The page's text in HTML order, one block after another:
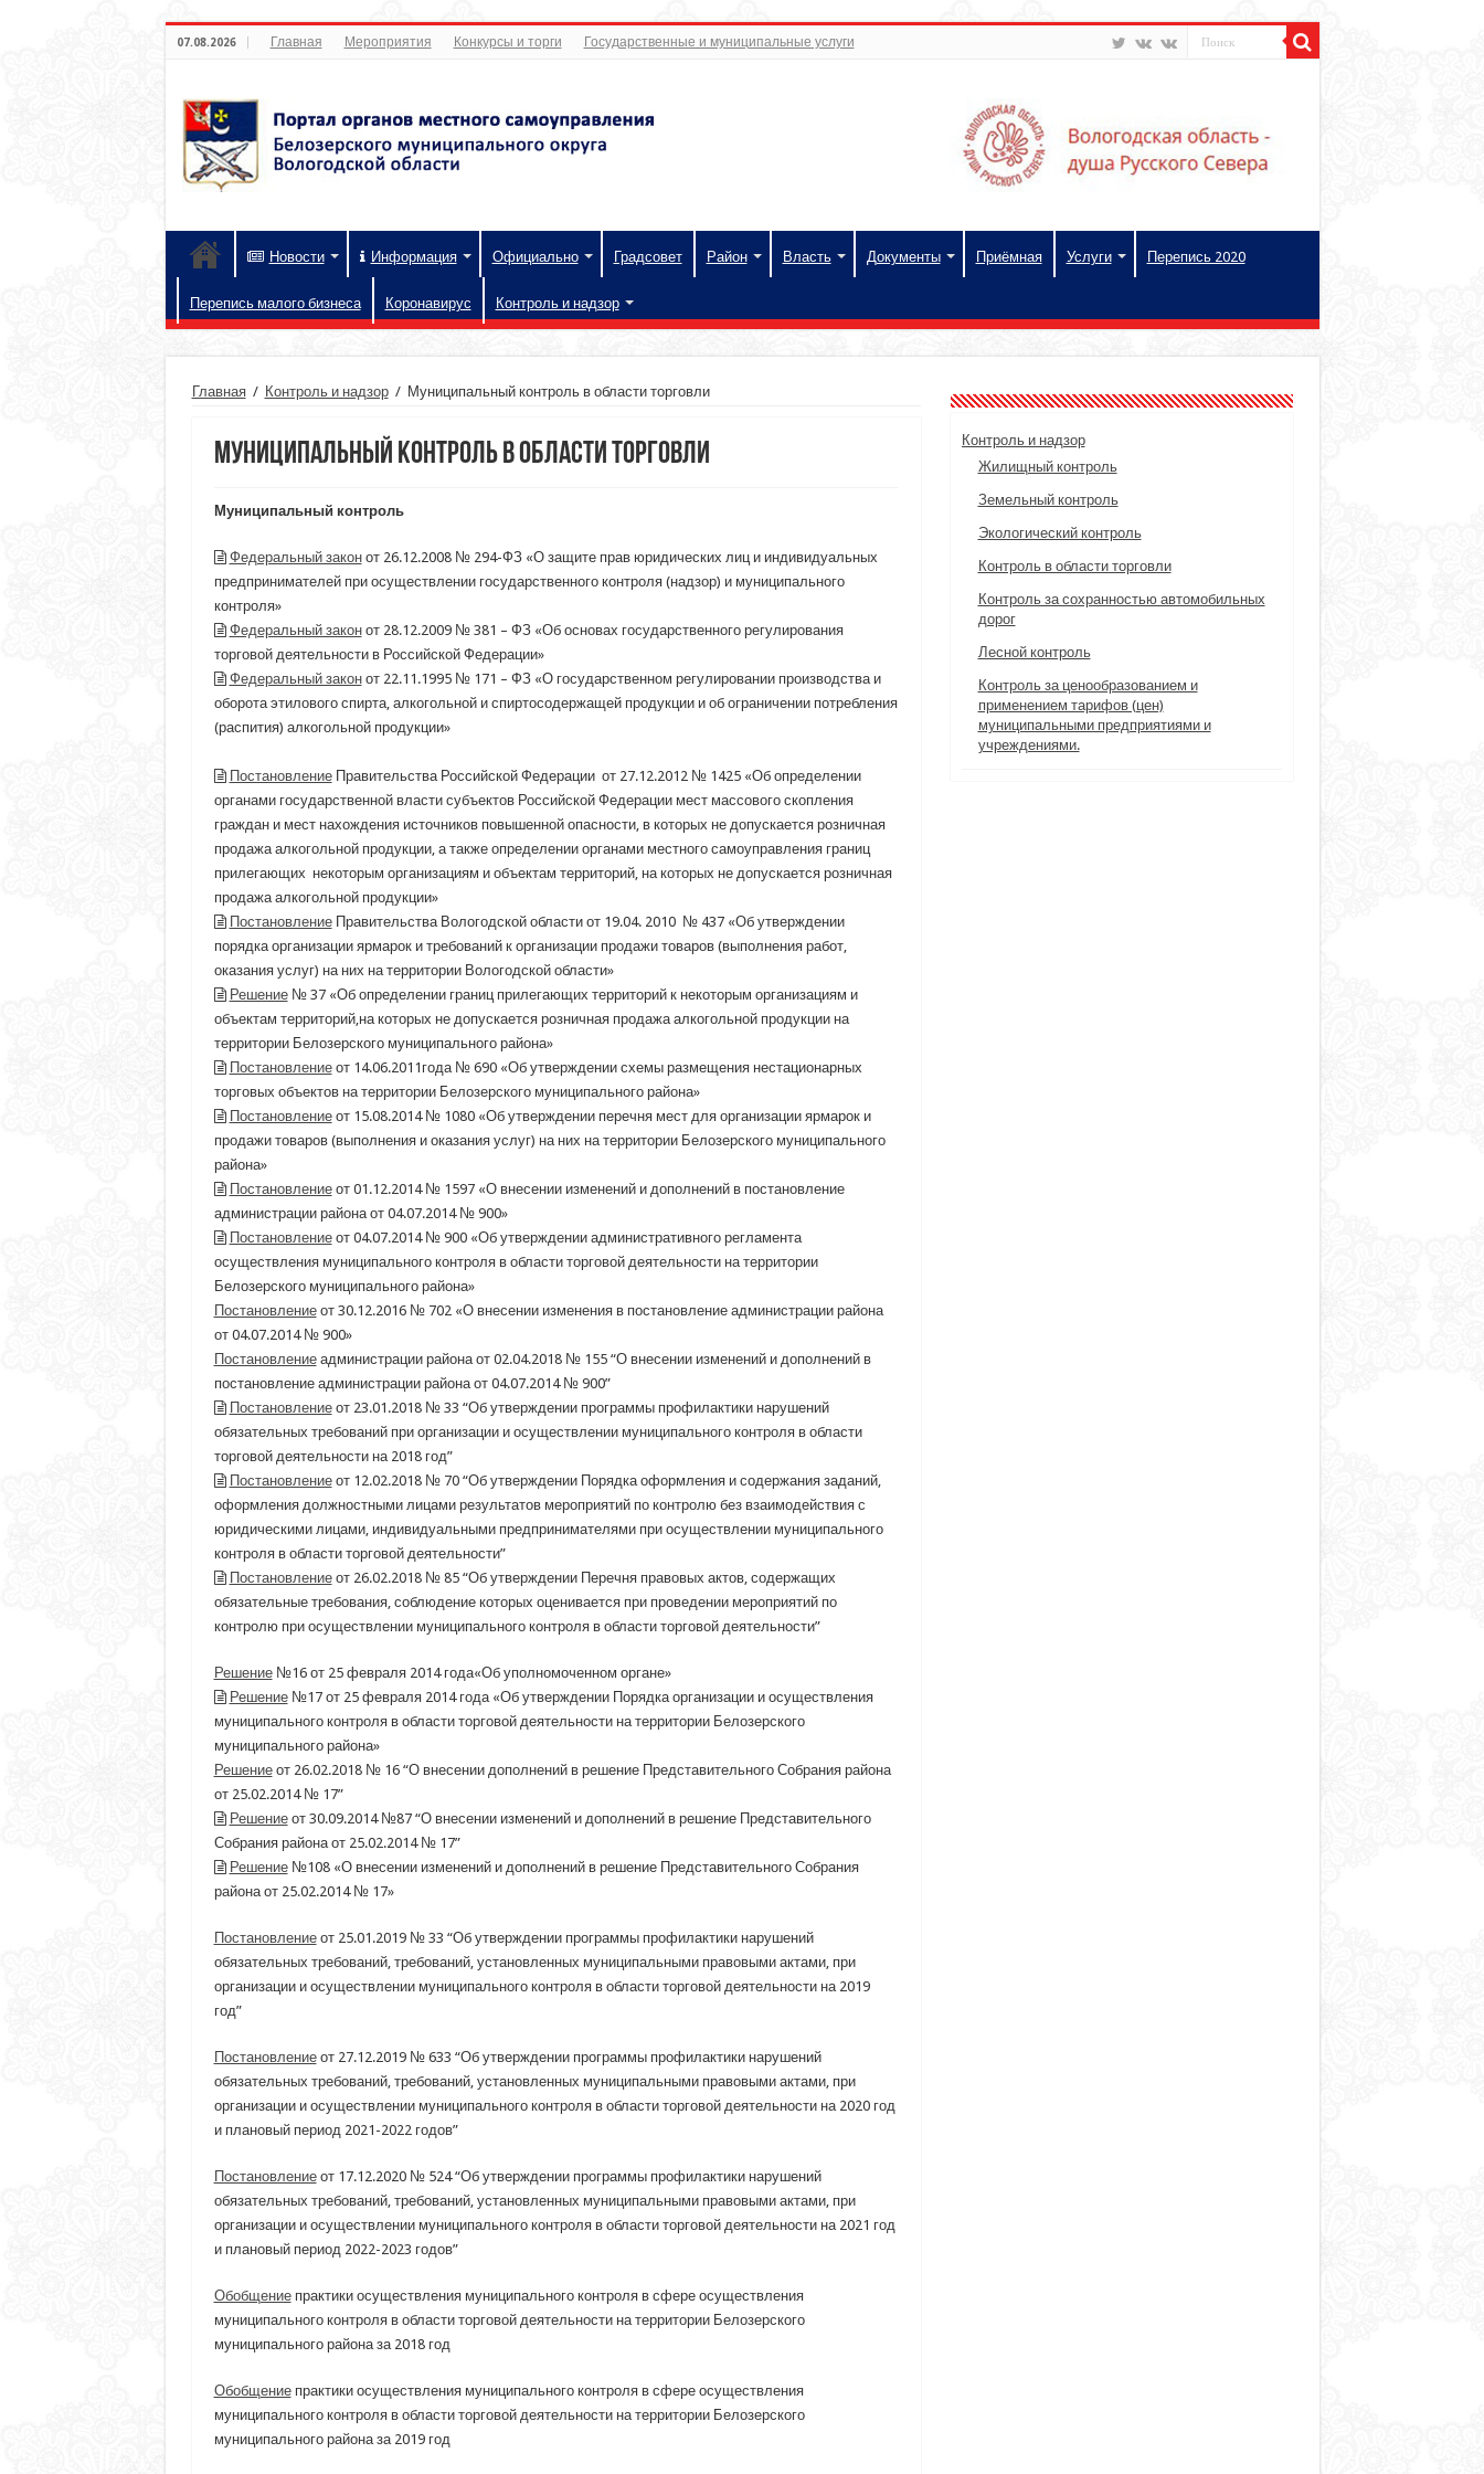
07.08.2026 Главная Мероприятия Конкурсы и торги Государственные и муниципальные услуги
Новости Информация Официально Градсовет Район Власть Документы Приёмная Услуги Перепись 2020
Перепись малого бизнеса Коронавирус Контроль и надзор
Главная / Контроль и надзор / Муниципальный контроль в области торговли
Муниципальный контроль в области торговли
Муниципальный контроль
Федеральный законот 26.12.2008 № 294-ФЗ «О защите прав юридических лиц и индивидуальных
предпринимателей при осуществлении государственного контроля (надзор) и муниципального
контроля»
Федеральный законот 28.12.2009 № 381 – ФЗ «Об основах государственного регулирования
торговой деятельности в Российской Федерации»
Федеральный законот 22.11.1995 № 171 – ФЗ «О государственном регулировании производства и
оборота этилового спирта, алкогольной и спиртосодержащей продукции и об ограничении потребления
(распития) алкогольной продукции»
ПостановлениеПравительства Российской Федерации от 27.12.2012 № 1425 «Об определении
органами государственной власти субъектов Российской Федерации мест массового скопления
граждан и мест нахождения источников повышенной опасности, в которых не допускается розничная
продажа алкогольной продукции, а также определении органами местного самоуправления границ
прилегающих некоторым организациям и объектам территорий, на которых не допускается розничная
продажа алкогольной продукции»
ПостановлениеПравительства Вологодской области от 19.04. 2010 № 437 «Об утверждении
порядка организации ярмарок и требований к организации продажи товаров (выполнения работ,
оказания услуг) на них на территории Вологодской области»
Решение№ 37 «Об определении границ прилегающих территорий к некоторым организациям и
объектам территорий,на которых не допускается розничная продажа алкогольной продукции на
территории Белозерского муниципального района»
Постановлениеот 14.06.2011года № 690 «Об утверждении схемы размещения нестационарных
торговых объектов на территории Белозерского муниципального района»
Постановлениеот 15.08.2014 № 1080 «Об утверждении перечня мест для организации ярмарок и
продажи товаров (выполнения и оказания услуг) на них на территории Белозерского муниципального
района»
Постановлениеот 01.12.2014 № 1597 «О внесении изменений и дополнений в постановление
администрации района от 04.07.2014 № 900»
Постановлениеот 04.07.2014 № 900 «Об утверждении административного регламента
осуществления муниципального контроля в области торговой деятельности на территории
Белозерского муниципального района»
Постановлениеот 30.12.2016 № 702 «О внесении изменения в постановление администрации района
от 04.07.2014 № 900»
Постановлениеадминистрации района от 02.04.2018 № 155 “О внесении изменений и дополнений в
постановление администрации района от 04.07.2014 № 900”
Постановлениеот 23.01.2018 № 33 “Об утверждении программы профилактики нарушений
обязательных требований при организации и осуществлении муниципального контроля в области
торговой деятельности на 2018 год”
Постановлениеот 12.02.2018 № 70 “Об утверждении Порядка оформления и содержания заданий,
оформления должностными лицами результатов мероприятий по контролю без взаимодействия с
юридическими лицами, индивидуальными предпринимателями при осуществлении муниципального
контроля в области торговой деятельности”
Постановлениеот 26.02.2018 № 85 “Об утверждении Перечня правовых актов, содержащих
обязательные требования, соблюдение которых оценивается при проведении мероприятий по
контролю при осуществлении муниципального контроля в области торговой деятельности”
Решение№16 от 25 февраля 2014 года«Об уполномоченном органе»
Решение№17 от 25 февраля 2014 года «Об утверждении Порядка организации и осуществления
муниципального контроля в области торговой деятельности на территории Белозерского
муниципального района»
Решениеот 26.02.2018 № 16 “О внесении дополнений в решение Представительного Собрания района
от 25.02.2014 № 17”
Решениеот 30.09.2014 №87 “О внесении изменений и дополнений в решение Представительного
Собрания района от 25.02.2014 № 17”
Решение№108 «О внесении изменений и дополнений в решение Представительного Собрания
района от 25.02.2014 № 17»
Постановлениеот 25.01.2019 № 33 “Об утверждении программы профилактики нарушений
обязательных требований, требований, установленных муниципальными правовыми актами, при
организации и осуществлении муниципального контроля в области торговой деятельности на 2019
год”
Постановлениеот 27.12.2019 № 633 “Об утверждении программы профилактики нарушений
обязательных требований, требований, установленных муниципальными правовыми актами, при
организации и осуществлении муниципального контроля в области торговой деятельности на 2020 год
и плановый период 2021-2022 годов”
Постановлениеот 17.12.2020 № 524 “Об утверждении программы профилактики нарушений
обязательных требований, требований, установленных муниципальными правовыми актами, при
организации и осуществлении муниципального контроля в области торговой деятельности на 2021 год
и плановый период 2022-2023 годов”
Обобщениепрактики осуществления муниципального контроля в сфере осуществления
муниципального контроля в области торговой деятельности на территории Белозерского
муниципального района за 2018 год
Обобщениепрактики осуществления муниципального контроля в сфере осуществления
муниципального контроля в области торговой деятельности на территории Белозерского
муниципального района за 2019 год
Контроль и надзор
Жилищный контроль
Земельный контроль
Экологический контроль
Контроль в области торговли
Контроль за сохранностью автомобильных
дорог
Лесной контроль
Контроль за ценообразованием и
применением тарифов (цен)
муниципальными предприятиями и
учреждениями.